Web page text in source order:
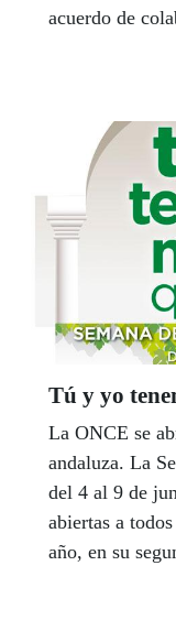
acuerdo de
Andaluz de
prevención
formación e
Tú y yo
La ONCE se
andaluza. La
del 4 al 9 de
abiertas a
año, en su